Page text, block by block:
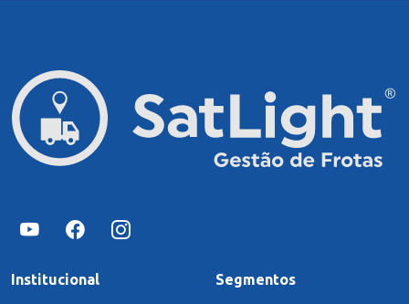
Institucional Segmentos